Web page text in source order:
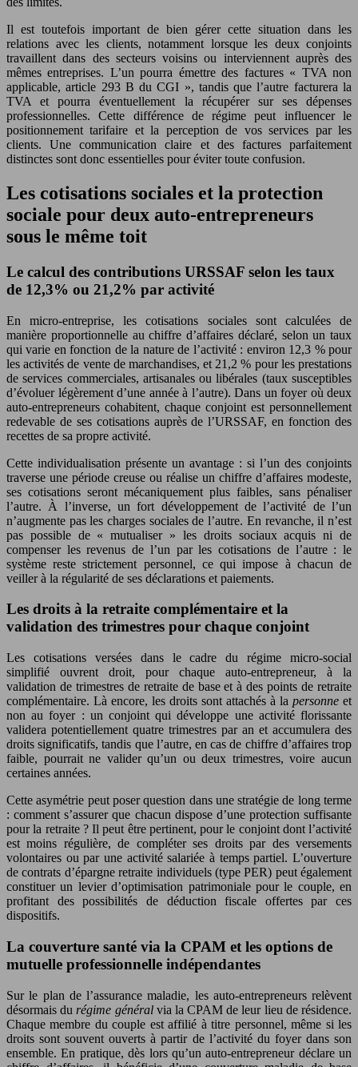
Il est toutefois important de bien gérer cette situation dans les
relations avec les clients, notamment lorsque les deux conjoints
travaillent dans des secteurs voisins ou interviennent auprès des
mêmes entreprises. L’un pourra émettre des factures « TVA non
applicable, article 293 B du CGI », tandis que l’autre facturera la
TVA et pourra éventuellement la récupérer sur ses dépenses
professionnelles. Cette différence de régime peut influencer le
positionnement tarifaire et la perception de vos services par les
clients. Une communication claire et des factures parfaitement
distinctes sont donc essentielles pour éviter toute confusion.
Les cotisations sociales et la protection
sociale pour deux auto-entrepreneurs
sous le même toit
Le calcul des contributions URSSAF selon les taux
de 12,3% ou 21,2% par activité
En micro-entreprise, les cotisations sociales sont calculées de
manière proportionnelle au chiffre d’affaires déclaré, selon un taux
qui varie en fonction de la nature de l’activité : environ 12,3 % pour
les activités de vente de marchandises, et 21,2 % pour les prestations
de services commerciales, artisanales ou libérales (taux susceptibles
d’évoluer légèrement d’une année à l’autre). Dans un foyer où deux
auto-entrepreneurs cohabitent, chaque conjoint est personnellement
redevable de ses cotisations auprès de l’URSSAF, en fonction des
recettes de sa propre activité.
Cette individualisation présente un avantage : si l’un des conjoints
traverse une période creuse ou réalise un chiffre d’affaires modeste,
ses cotisations seront mécaniquement plus faibles, sans pénaliser
l’autre. À l’inverse, un fort développement de l’activité de l’un
n’augmente pas les charges sociales de l’autre. En revanche, il n’est
pas possible de « mutualiser » les droits sociaux acquis ni de
compenser les revenus de l’un par les cotisations de l’autre : le
système reste strictement personnel, ce qui impose à chacun de
veiller à la régularité de ses déclarations et paiements.
Les droits à la retraite complémentaire et la
validation des trimestres pour chaque conjoint
Les cotisations versées dans le cadre du régime micro-social
simplifié ouvrent droit, pour chaque auto-entrepreneur, à la
validation de trimestres de retraite de base et à des points de retraite
complémentaire. Là encore, les droits sont attachés à la personne et
non au foyer : un conjoint qui développe une activité florissante
validera potentiellement quatre trimestres par an et accumulera des
droits significatifs, tandis que l’autre, en cas de chiffre d’affaires trop
faible, pourrait ne valider qu’un ou deux trimestres, voire aucun
certaines années.
Cette asymétrie peut poser question dans une stratégie de long terme
: comment s’assurer que chacun dispose d’une protection suffisante
pour la retraite ? Il peut être pertinent, pour le conjoint dont l’activité
est moins régulière, de compléter ses droits par des versements
volontaires ou par une activité salariée à temps partiel. L’ouverture
de contrats d’épargne retraite individuels (type PER) peut également
constituer un levier d’optimisation patrimoniale pour le couple, en
profitant des possibilités de déduction fiscale offertes par ces
dispositifs.
La couverture santé via la CPAM et les options de
mutuelle professionnelle indépendantes
Sur le plan de l’assurance maladie, les auto-entrepreneurs relèvent
désormais du régime généralvia la CPAM de leur lieu de résidence.
Chaque membre du couple est affilié à titre personnel, même si les
droits sont souvent ouverts à partir de l’activité du foyer dans son
ensemble. En pratique, dès lors qu’un auto-entrepreneur déclare un